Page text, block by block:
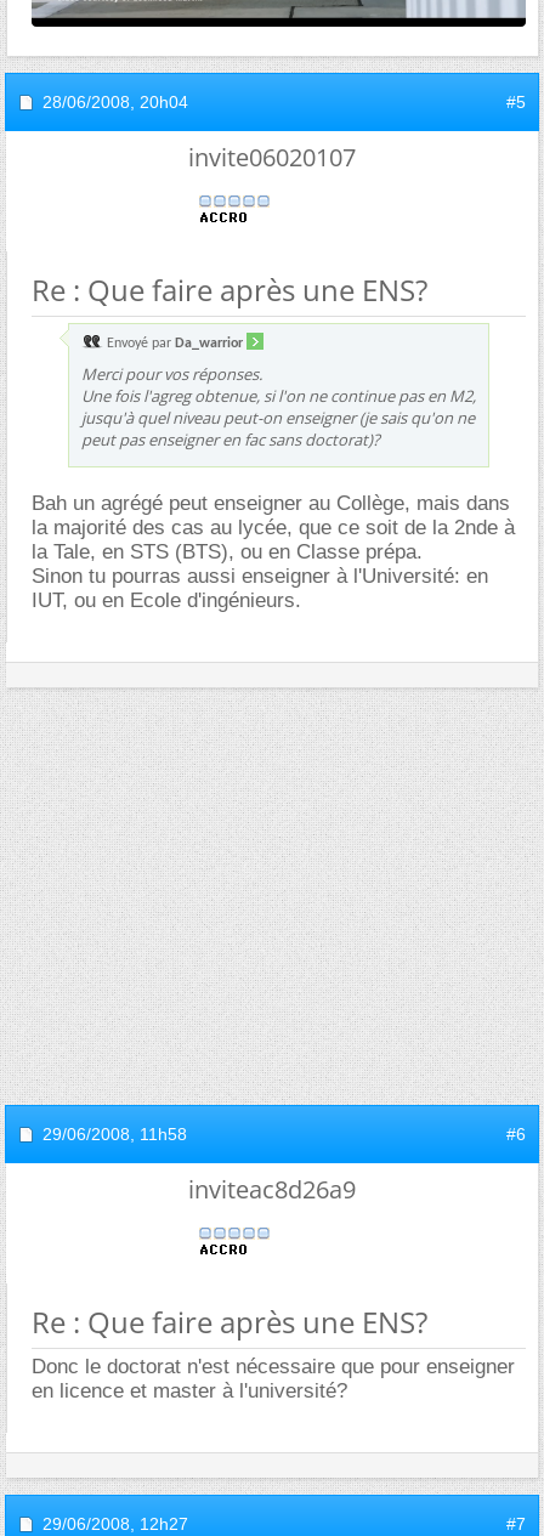
28/06/2008, 20h04 #5
invite06020107
Re : Que faire après une ENS?
Envoyé par Da_warrior
Merci pour vos réponses.
Une fois l'agreg obtenue, si l'on ne continue pas en M2,
jusqu'à quel niveau peut-on enseigner (je sais qu'on ne
peut pas enseigner en fac sans doctorat)?
Bah un agrégé peut enseigner au Collège, mais dans
la majorité des cas au lycée, que ce soit de la 2nde à
la Tale, en STS (BTS), ou en Classe prépa.
Sinon tu pourras aussi enseigner à l'Université: en
IUT, ou en Ecole d'ingénieurs.
29/06/2008, 11h58 #6
inviteac8d26a9
Re : Que faire après une ENS?
Donc le doctorat n'est nécessaire que pour enseigner
en licence et master à l'université?
29/06/2008, 12h27 #7